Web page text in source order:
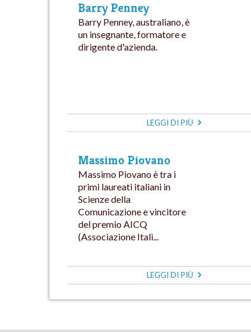
Barry Penney
Barry Penney, australiano, è
un insegnante, formatore e
dirigente d'azienda.
LEGGI DI PIÙ
Massimo Piovano
Massimo Piovano è tra i
primi laureati italiani in
Scienze della
Comunicazione e vincitore
del premio AICQ
(Associazione Itali...
LEGGI DI PIÙ